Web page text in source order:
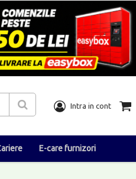
Intra in cont
E-care furnizori